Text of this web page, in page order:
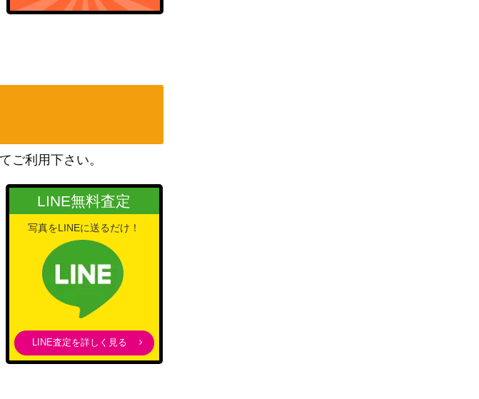
12,000
バイオレッ
バイオレッ
）
8,000
ド
グラー）
200
ご利用下さい。
LINE無料査定
写真をLINEに送るだけ！
LINE査定を詳しく見る